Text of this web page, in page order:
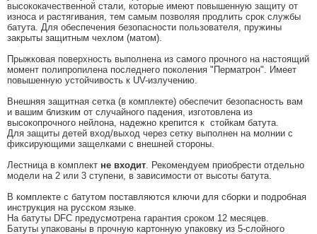
высококачественной стали, которые имеют повышенную защиту от
износа и растягивания, тем самым позволяя продлить срок службы
батута. Для обеспечения безопасности пользователя, пружины
закрыты защитным чехлом (матом).
Прыжковая поверхность выполнена из самого прочного на настоящий
момент полипропилена последнего поколения "Перматрон". Имеет
повышенную устойчивость к UV-излучению.
Внешняя защитная сетка (в комплекте) обеспечит безопасность вам
и вашим близким от случайного падения, изготовлена из
высокопрочного нейлона, надежно крепится к стойкам батута.
Для защиты детей вход/выход через сетку выполнен на молнии с
фиксирующими защелками с внешней стороны.
Лестница в комплект не входит. Рекомендуем приобрести отдельно
модели на 2 или 3 ступени, в зависимости от высоты батута.
В комплекте с батутом поставляются ключи для сборки и подробная
инструкция на русском языке.
На батуты DFC предусмотрена гарантия сроком 12 месяцев.
Батуты упакованы в прочную картонную упаковку из 5-слойного